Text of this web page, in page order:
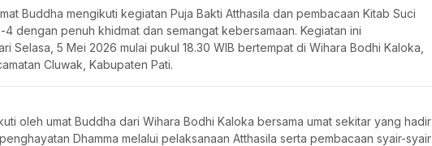
Buddha mengikuti kegiatan Puja Bakti Atthasila dan pembacaan Kitab Suci
4 dengan penuh khidmat dan semangat kebersamaan. Kegiatan ini
Selasa, 5 Mei 2026 mulai pukul 18.30 WIB bertempat di Wihara Bodhi Kaloka,
Cluwak, Kabupaten Pati.
oleh umat Buddha dari Wihara Bodhi Kaloka bersama umat sekitar yang hadir
Dhamma melalui pelaksanaan Atthasila serta pembacaan syair-syair